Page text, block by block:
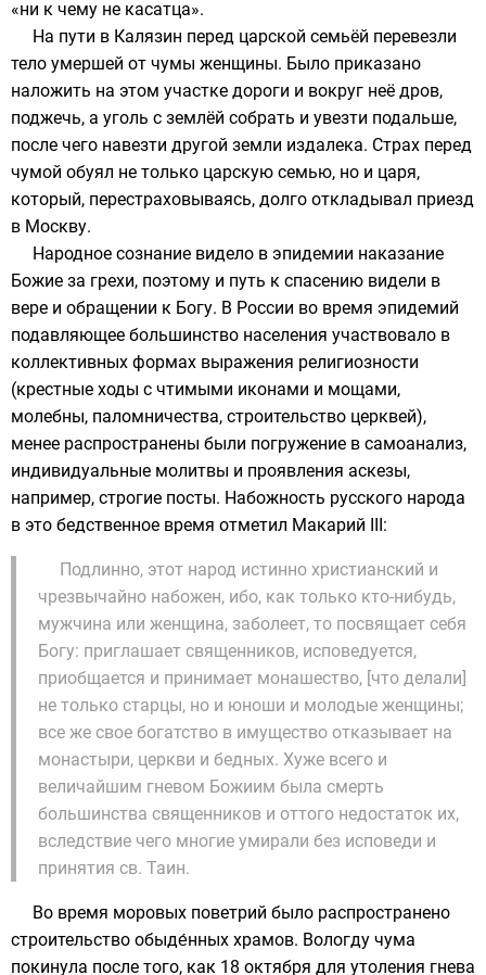
«ни к чему не касатца».
На пути в Калязин перед царской семьёй перевезли
тело умершей от чумы женщины. Было приказано
наложить на этом участке дороги и вокруг неё дров,
поджечь, а уголь с землёй собрать и увезти подальше,
после чего навезти другой земли издалека. Страх перед
чумой обуял не только царскую семью, но и царя,
который, перестраховываясь, долго откладывал приезд
в Москву.
Народное сознание видело в эпидемии наказание
Божие за грехи, поэтому и путь к спасению видели в
вере и обращении к Богу. В России во время эпидемий
подавляющее большинство населения участвовало в
коллективных формах выражения религиозности
(крестные ходы с чтимыми иконами и мощами,
молебны, паломничества, строительство церквей),
менее распространены были погружение в самоанализ,
индивидуальные молитвы и проявления аскезы,
например, строгие посты. Набожность русского народа
в это бедственное время отметил Макарий III:
Подлинно, этот народ истинно христианский и
чрезвычайно набожен, ибо, как только кто-нибудь,
мужчина или женщина, заболеет, то посвящает себя
Богу: приглашает священников, исповедуется,
приобщается и принимает монашество, [что делали]
не только старцы, но и юноши и молодые женщины;
все же свое богатство в имущество отказывает на
монастыри, церкви и бедных. Хуже всего и
величайшим гневом Божиим была смерть
большинства священников и оттого недостаток их,
вследствие чего многие умирали без исповеди и
принятия св. Таин.
Во время моровых поветрий было распространено
строительство обыде́нных храмов. Вологду чума
покинула после того, как 18 октября для утоления гнева